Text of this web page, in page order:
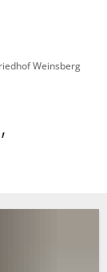
Weinsberg